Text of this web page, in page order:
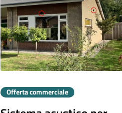
Offerta commerciale